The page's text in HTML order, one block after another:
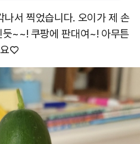
서 찍었습니다. 오이가 제 손
~~! 쿠팡에 판대여~! 아무튼
요♡